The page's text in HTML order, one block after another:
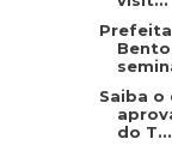
Prefeita
Saiba o
do T...